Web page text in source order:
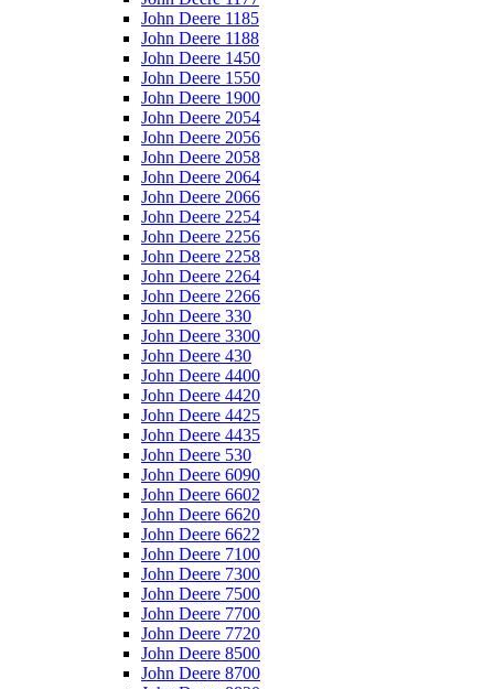
John Deere 1185
John Deere 1188
John Deere 1450
John Deere 1550
John Deere 1900
John Deere 2054
John Deere 2056
John Deere 2058
John Deere 2064
John Deere 2066
John Deere 2254
John Deere 2256
John Deere 2258
John Deere 2264
John Deere 2266
John Deere 330
John Deere 3300
John Deere 430
John Deere 4400
John Deere 4420
John Deere 4425
John Deere 4435
John Deere 530
John Deere 6090
John Deere 6602
John Deere 6620
John Deere 6622
John Deere 7100
John Deere 7300
John Deere 7500
John Deere 7700
John Deere 7720
John Deere 8500
John Deere 8700